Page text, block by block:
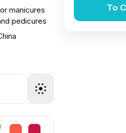
manicures
pedicures
To